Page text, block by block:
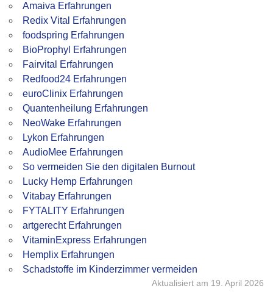
Amaiva Erfahrungen
Redix Vital Erfahrungen
foodspring Erfahrungen
BioProphyl Erfahrungen
Fairvital Erfahrungen
Redfood24 Erfahrungen
euroClinix Erfahrungen
Quantenheilung Erfahrungen
NeoWake Erfahrungen
Lykon Erfahrungen
AudioMee Erfahrungen
So vermeiden Sie den digitalen Burnout
Lucky Hemp Erfahrungen
Vitabay Erfahrungen
FYTALITY Erfahrungen
artgerecht Erfahrungen
VitaminExpress Erfahrungen
Hemplix Erfahrungen
Schadstoffe im Kinderzimmer vermeiden
Aktualisiert am 19. April 2026